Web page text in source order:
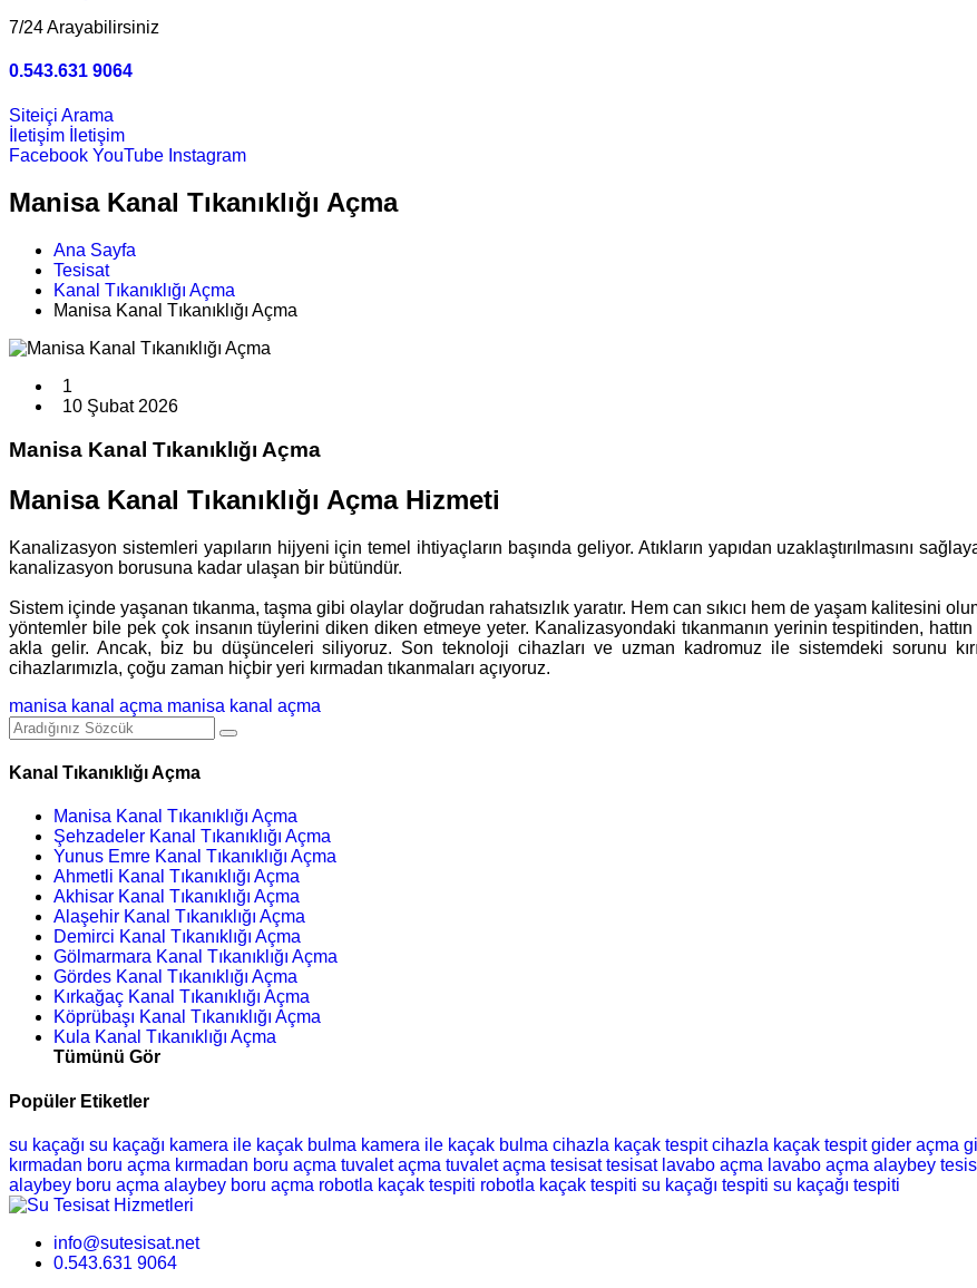
7/24 Arayabilirsiniz
0.543.631 9064
Siteiçi Arama
İletişim
İletişim
Facebook YouTube Instagram
Manisa Kanal Tıkanıklığı Açma
Ana Sayfa
Tesisat
Kanal Tıkanıklığı Açma
Manisa Kanal Tıkanıklığı Açma
1
10 Şubat 2026
Manisa Kanal Tıkanıklığı Açma
Manisa Kanal Tıkanıklığı Açma Hizmeti
Kanalizasyon sistemleri yapıların hijyeni için temel ihtiyaçların başında geliyor. Atıkların yapıdan uzaklaştırılmasını
kanalizasyon borusuna kadar ulaşan bir bütündür.
Sistem içinde yaşanan tıkanma, taşma gibi olaylar doğrudan rahatsızlık yaratır. Hem can sıkıcı hem de yaşam kalitesini
yöntemler bile pek çok insanın tüylerini diken diken etmeye yeter. Kanalizasyondaki tıkanmanın yerinin tespitinden,
akla gelir. Ancak, biz bu düşünceleri siliyoruz. Son teknoloji cihazları ve uzman kadromuz ile sistemdeki sorunu
cihazlarımızla, çoğu zaman hiçbir yeri kırmadan tıkanmaları açıyoruz.
manisa kanal açma manisa kanal açma
Kanal Tıkanıklığı Açma
Manisa Kanal Tıkanıklığı Açma
Şehzadeler Kanal Tıkanıklığı Açma
Yunus Emre Kanal Tıkanıklığı Açma
Ahmetli Kanal Tıkanıklığı Açma
Akhisar Kanal Tıkanıklığı Açma
Alaşehir Kanal Tıkanıklığı Açma
Demirci Kanal Tıkanıklığı Açma
Gölmarmara Kanal Tıkanıklığı Açma
Gördes Kanal Tıkanıklığı Açma
Kırkağaç Kanal Tıkanıklığı Açma
Köprübaşı Kanal Tıkanıklığı Açma
Kula Kanal Tıkanıklığı Açma
Tümünü Gör
Popüler Etiketler
su kaçağı su kaçağı kamera ile kaçak bulma kamera ile kaçak bulma cihazla kaçak tespit cihazla kaçak tespit gider açma
kırmadan boru açma kırmadan boru açma tuvalet açma tuvalet açma tesisat tesisat lavabo açma lavabo açma alaybey
alaybey boru açma alaybey boru açma robotla kaçak tespiti robotla kaçak tespiti su kaçağı tespiti su kaçağı tespiti
info@sutesisat.net
0.543.631 9064